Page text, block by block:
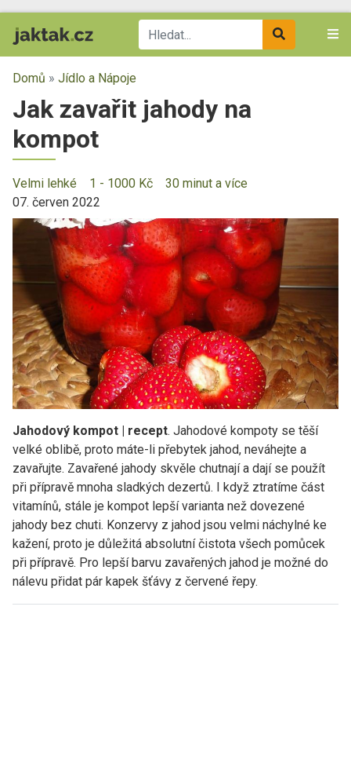
Domů » Jídlo a Nápoje
Jak zavařit jahody na
kompot
Velmi lehké 1 - 1000 Kč
30 minut a více
07. červen 2022
Jahodový kompot | recept. Jahodové kompoty se těší
velké oblibě, proto máte-li přebytek jahod, neváhejte a
zavařujte. Zavařené jahody skvěle chutnají a dají se použít
při přípravě mnoha sladkých dezertů. I když ztratíme část
vitamínů, stále je kompot lepší varianta než dovezené
jahody bez chuti. Konzervy z jahod jsou velmi náchylné ke
kažení, proto je důležitá absolutní čistota všech pomůcek
při přípravě. Pro lepší barvu zavařených jahod je možné do
nálevu přidat pár kapek šťávy z červené řepy.